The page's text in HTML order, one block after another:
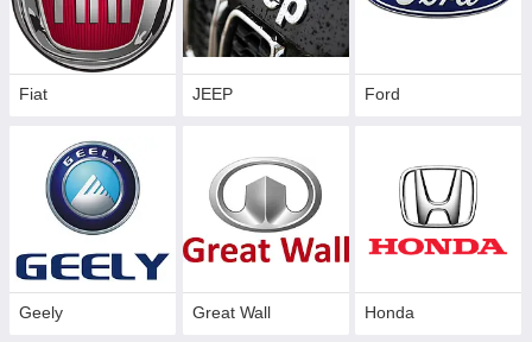
Fiat JEEP Ford
Geely Great Wall Honda